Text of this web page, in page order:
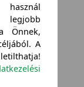
használ
legjobb
Önnek,
A